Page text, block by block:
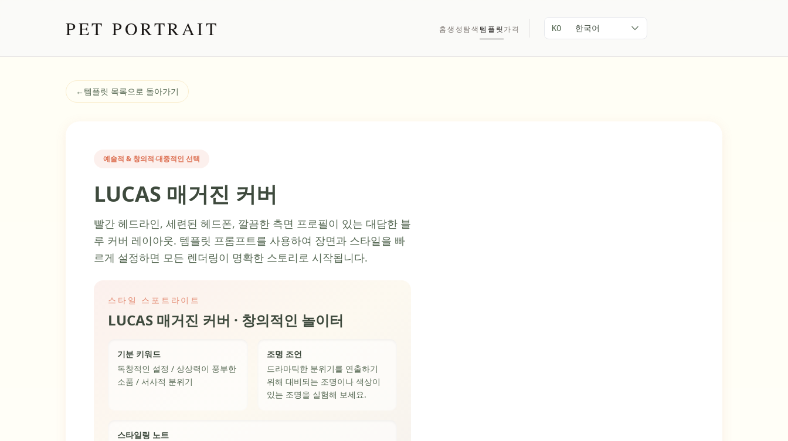
PET PORTRAIT 홈생성 탐색 템플릿가격 KO 한국어
←템플릿 목록으로 돌아가기
예술적 & 창의적·대중적인 선택
LUCAS 매거진 커버
빨간 헤드라인, 세련된 헤드폰, 깔끔한 측면 프로필이 있는 대담한 블
루 커버 레이아웃. 템플릿 프롬프트를 사용하여 장면과 스타일을 빠
르게 설정하면 모든 렌더링이 명확한 스토리로 시작됩니다.
스타일 스포트라이트
LUCAS 매거진 커버 · 창의적인 놀이터
기분 키워드
독창적인 설정 / 상상력이 풍부한
소품 / 서사적 분위기
조명 조언
드라마틱한 분위기를 연출하기
위해 대비되는 조명이나 색상이
있는 조명을 실험해 보세요.
스타일링 노트